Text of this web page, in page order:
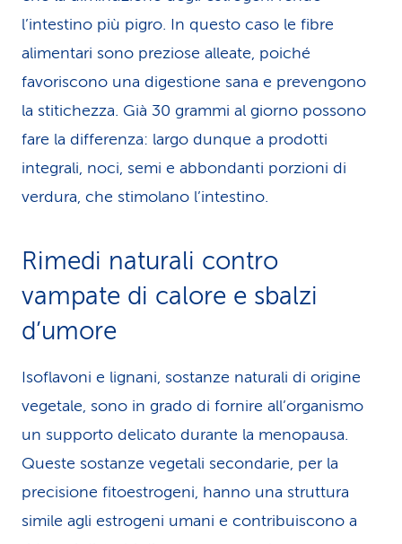
l’intestino più pigro. In questo caso le fibre
alimentari sono preziose alleate, poiché
favoriscono una digestione sana e prevengono
la stitichezza. Già 30 grammi al giorno possono
fare la differenza: largo dunque a prodotti
integrali, noci, semi e abbondanti porzioni di
verdura, che stimolano l’intestino.
Rimedi naturali contro
vampate di calore e sbalzi
d’umore
Isoflavoni e lignani, sostanze naturali di origine
vegetale, sono in grado di fornire all’organismo
un supporto delicato durante la menopausa.
Queste sostanze vegetali secondarie, per la
precisione fitoestrogeni, hanno una struttura
simile agli estrogeni umani e contribuiscono a